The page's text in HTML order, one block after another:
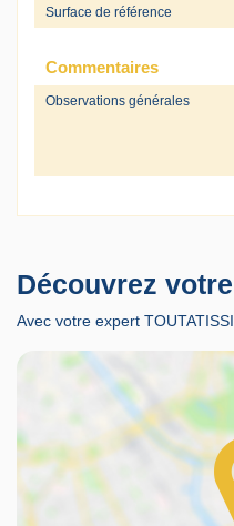
Surface de référence
Commentaires
Observations générales
Découvrez
Avec votre expert